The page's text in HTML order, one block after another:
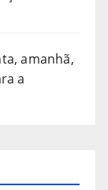
amanhã,
a